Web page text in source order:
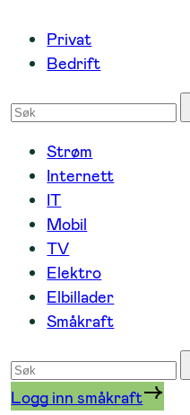
innhold
Privat
Bedrift
Søk
etter
Strøm
Internett
IT
Mobil
TV
Elektro
Elbillader
Småkraft
Søk
etter
Logg inn småkraft